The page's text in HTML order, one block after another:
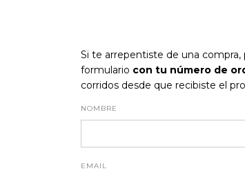
Si te arrepentiste de una
formulario con tu número de
corridos desde que recibiste el
NOMBRE
EMAIL